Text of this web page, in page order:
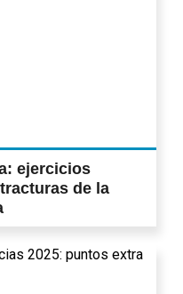
ejercicios
de la